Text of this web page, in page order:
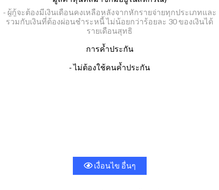
- ผู้กู้จะต้องมีเงินเดือนคงเหลือหลังจากหักรายจ่ายทุกประเภทและ
รวมกับเงินที่ต้องผ่อนชำระหนี้ ไม่น้อยกว่าร้อยละ 30 ของเงินได้
รายเดือนสุทธิ
การค้ำประกัน
- ไม่ต้องใช้คนค้ำประกัน
เงื่อนไข อื่นๆ